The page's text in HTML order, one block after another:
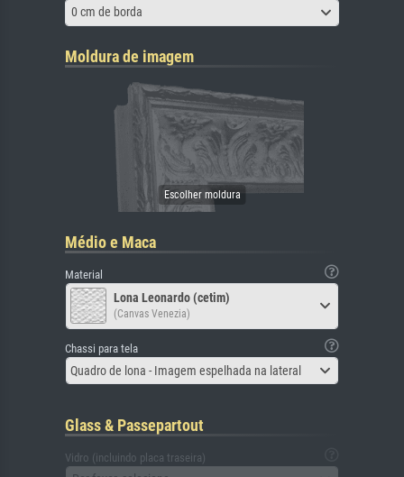
0 cm de borda
Moldura de imagem
Médio e Maca
Material
Lona Leonardo (cetim)
(Canvas Venezia)
Chassi para tela
Quadro de lona - Imagem espelhada na lateral
Glass & Passepartout
Vidro (incluindo placa traseira)